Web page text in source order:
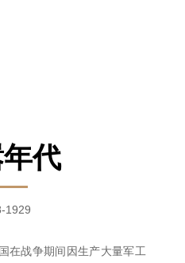
代
1929
在战争期间因生产大量军工